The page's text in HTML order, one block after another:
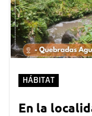
HÁBITAT
En la